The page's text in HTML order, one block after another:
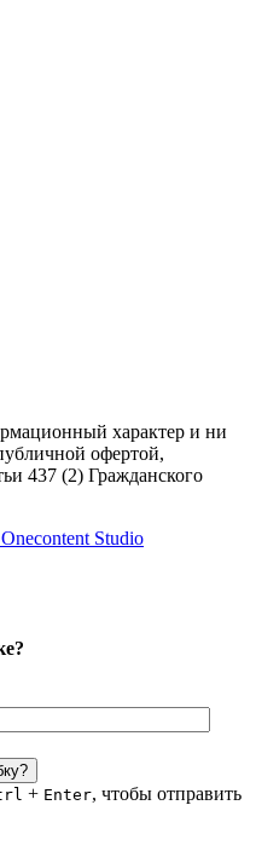
характер и ни
офертой,
437 (2) Гражданского
Studio
+ Enter, чтобы отправить